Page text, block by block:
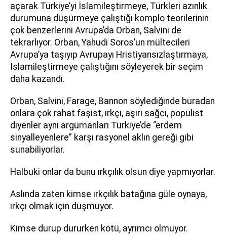
açarak Türkiye’yi İslamileştirmeye, Türkleri azınlık
durumuna düşürmeye çalıştığı komplo teorilerinin
çok benzerlerini Avrupa’da Orban, Salvini de
tekrarlıyor. Orban, Yahudi Soros’un mültecileri
Avrupa’ya taşıyıp Avrupayı Hristiyansızlaştırmaya,
İslamileştirmeye çalıştığını söyleyerek bir seçim
daha kazandı.
Orban, Salvini, Farage, Bannon söylediğinde buradan
onlara çok rahat faşist, ırkçı, aşırı sağcı, popülist
diyenler aynı argümanları Türkiye’de “erdem
sinyalleyenlere” karşı rasyonel aklın gereği gibi
sunabiliyorlar.
Halbuki onlar da bunu ırkçılık olsun diye yapmıyorlar.
Aslında zaten kimse ırkçılık batağına güle oynaya,
ırkçı olmak için düşmüyor.
Kimse durup dururken kötü, ayrımcı olmuyor.